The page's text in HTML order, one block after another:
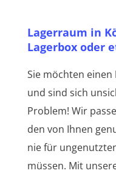
Lagerraum in
Lagerbox oder
Sie möchten einen
und sind sich
Problem! Wir
den von Ihnen
nie für
müssen. Mit